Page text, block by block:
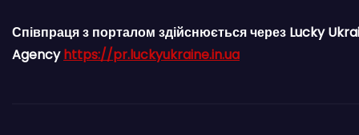
Співпраця з порталом здійснюється через Lucky
Agencyhttps://pr.luckyukraine.in.ua